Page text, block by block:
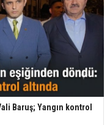
Baruş; Yangın kontrol